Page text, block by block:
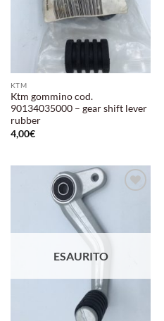
KTM
Ktm gommino cod.
90134035000 – gear shift lever
rubber
4,00€
ESAURITO